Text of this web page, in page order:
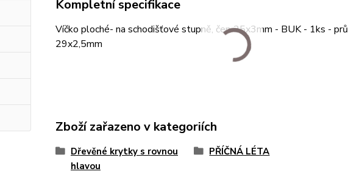
Kompletní specifikace
Víčko ploché- na schodišťové stupně, čep 25x3mm - BUK - 1ks -
29x2,5mm
Zboží zařazeno v kategoriích
Dřevěné krytky s rovnou
hlavou
PŘÍČNÁ LÉTA